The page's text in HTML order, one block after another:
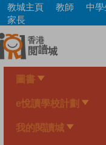
Skip
main
content
教城主頁 教師 中學
家長
圖書
e悅讀學校計劃
我的閱讀城